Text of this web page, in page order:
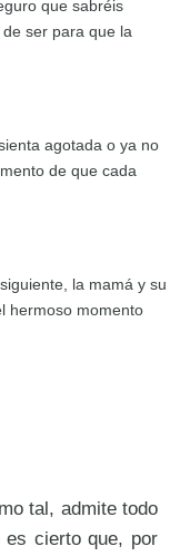
que sabréis
ser para que la
agotada o ya no
de que cada
la mamá y su
hermoso momento
tal, admite todo
es cierto que, por